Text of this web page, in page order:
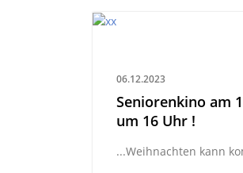
06.12.2023
Seniorenkino am
um 16 Uhr !
...Weihnachten kann